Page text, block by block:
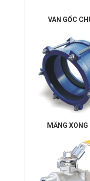
VAN GỐC
MĂNG XONG